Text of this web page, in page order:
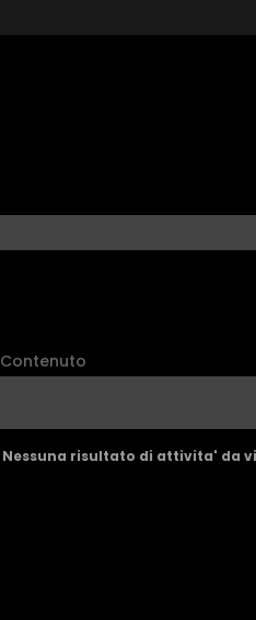
Contenuto
Nessuna risultato di attivita' da